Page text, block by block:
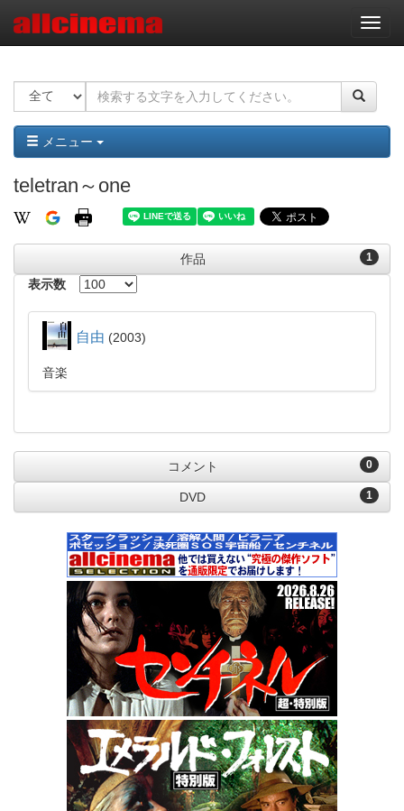
ナ
ビ
ー
ョ
ン
メニュー
teletran～one
1
作品
表示数
自由 2003
音楽
0
コメント
1
DVD